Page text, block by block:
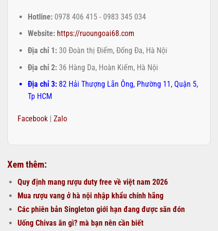
Hotline:0978 406 415 - 0983 345 034
Website: https://ruoungoai68.com
Địa chỉ 1:30 Đoàn thị Điểm, Đống Đa, Hà Nội
Địa chỉ 2:36 Hàng Da, Hoàn Kiếm, Hà Nội
Địa chỉ 3:82 Hải Thượng Lãn Ông, Phường 11, Quận 5,
Tp HCM
Facebook | Zalo
Xem thêm:
Quy định mang rượu duty free về việt nam 2026
Mua rượu vang ở hà nội nhập khẩu chính hãng
Các phiên bản Singleton giới hạn đang được săn đón
Uống Chivas ăn gì? mà bạn nên cần biết